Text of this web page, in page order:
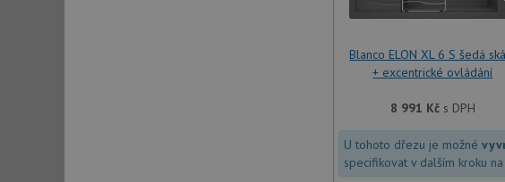
Blanco ELON XL 6 S šedá
+ excentrické ovládání
8 991 Kčs DPH
U tohoto dřezu je možné
specifikovat v dalším kroku